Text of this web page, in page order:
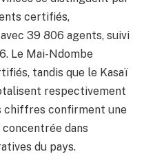
certifiés,
39 806 agents, suivi
Le Mai-Ndombe
tandis que le Kasaï
respectivement
chiffres confirment une
dans
du pays.